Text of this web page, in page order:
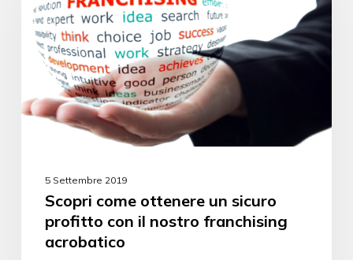
5 Settembre 2019
Scopri come ottenere un sicuro
profitto con il nostro franchising
acrobatico